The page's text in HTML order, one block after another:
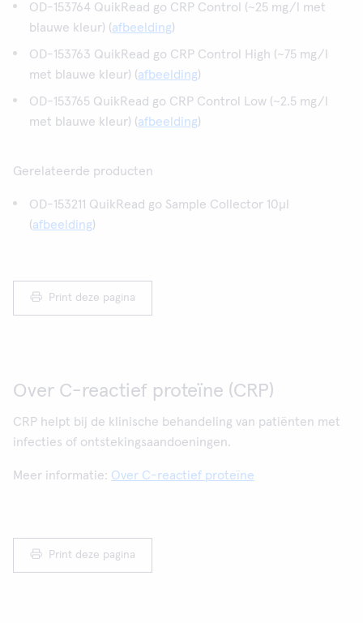
OD-153764 QuikRead go CRP Control (~25 mg/l met
blauwe kleur) (afbeelding)
OD-153763 QuikRead go CRP Control High (~75 mg/l
met blauwe kleur) (afbeelding)
OD-153765 QuikRead go CRP Control Low (~2.5 mg/l
met blauwe kleur) (afbeelding)
Gerelateerde producten
OD-153211 QuikRead go Sample Collector 10µl
(afbeelding)
Print deze pagina
Over C-reactief proteïne (CRP)
CRP helpt bij de klinische behandeling van patiënten met
infecties of ontstekingsaandoeningen.
Meer informatie: Over C-reactief proteïne
Print deze pagina